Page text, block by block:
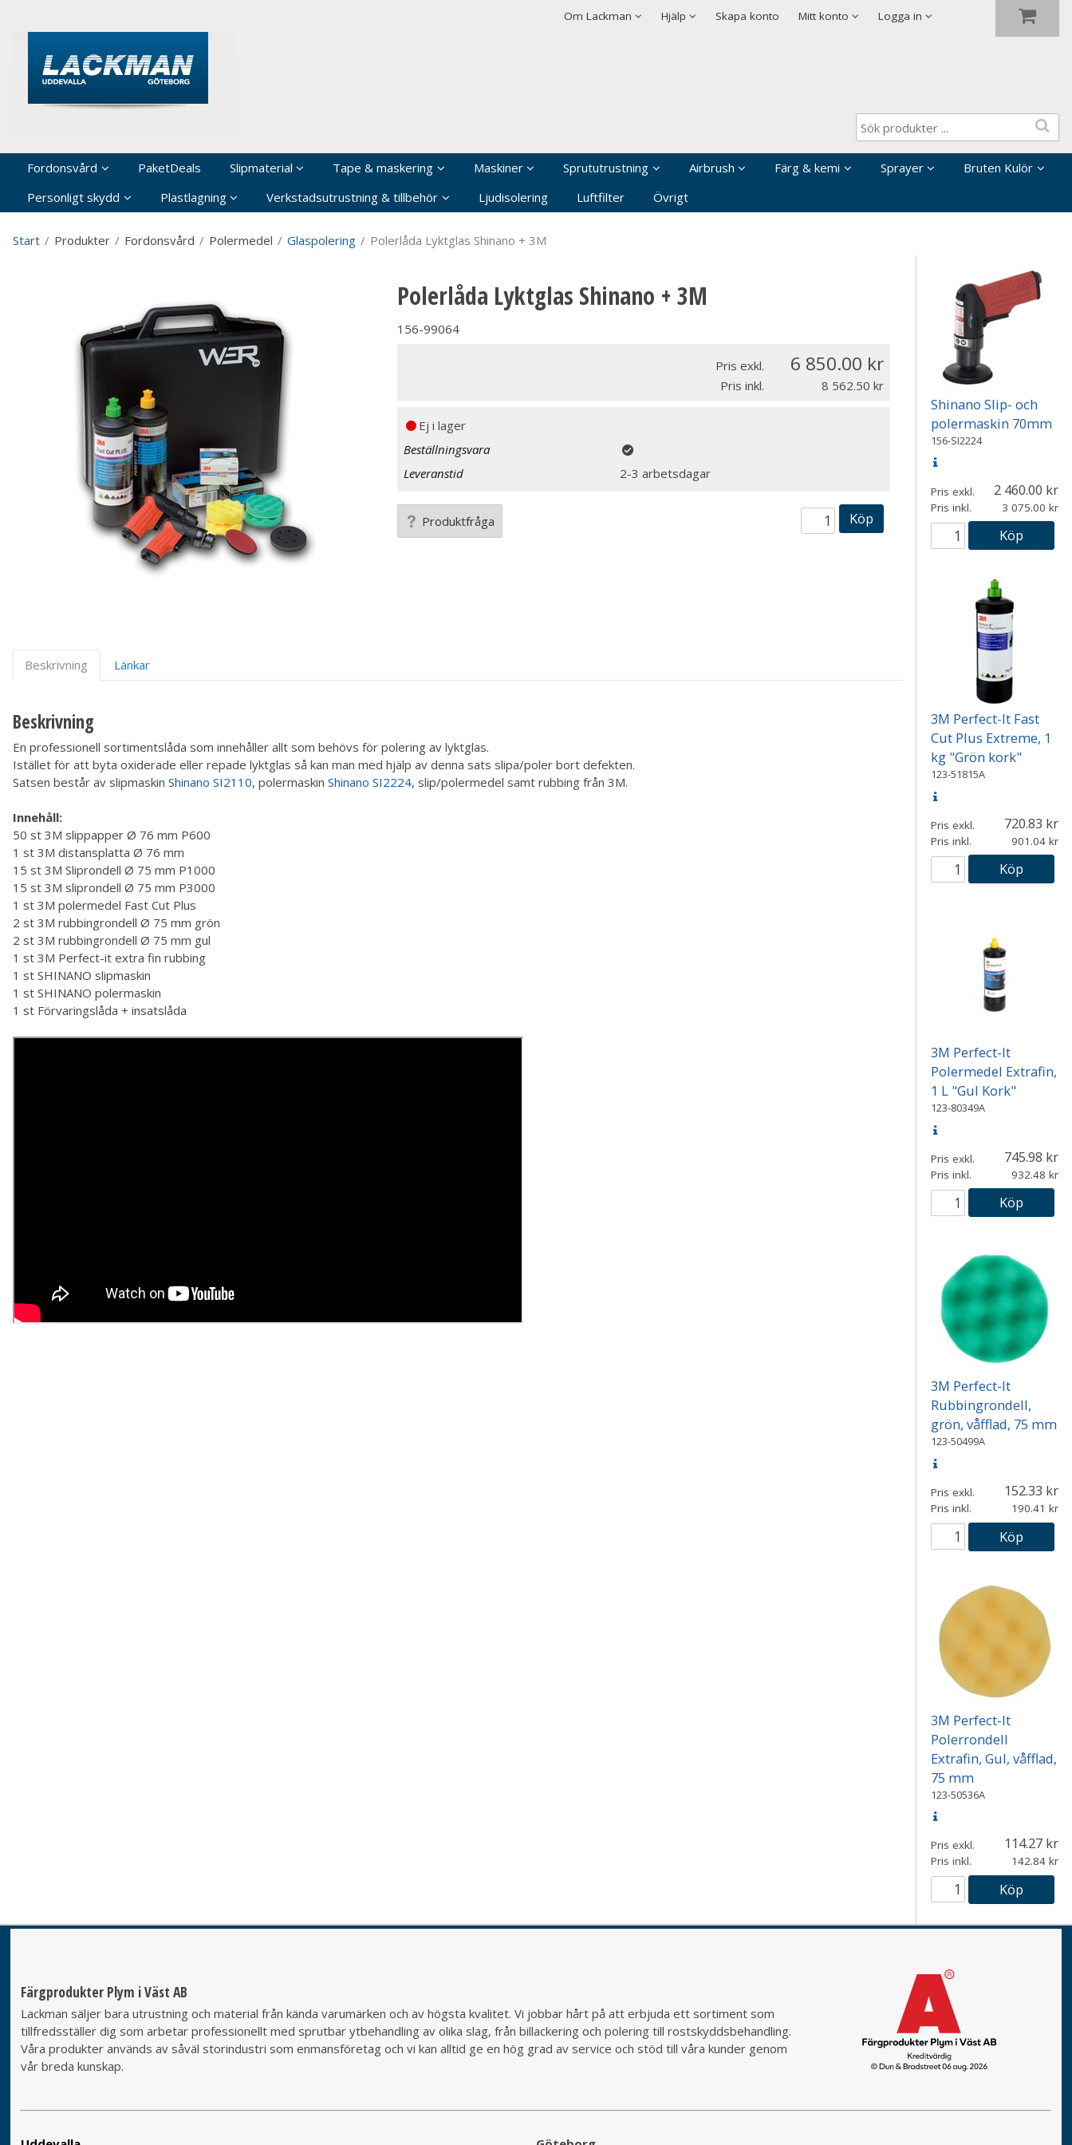
Om Lackman
Villkor Hjälp
Integritetspolicy Skapa konto Mitt konto Logga in
Skapa nytt konto
Fordonsvård PaketDeals Slipmaterial Tape & maskering Maskiner Sprututrustning Airbrush Färg & kemi Sprayer
Bruten Kulör
Personligt skydd
Plastlagning Verkstadsutrustning & tillbehör Ljudisolering Luftfilter Övrigt
Start / Produkter / Fordonsvård / Polermedel / Glaspolering / Polerlåda Lyktglas Shinano + 3M
Polerlåda Lyktglas Shinano + 3M
156-99064
Pris exkl. 6 850.00
Pris inkl. 8 562.50
Ej i lager
Beställningsvara
Leveranstid
2-3 arbetsdagar
Produktfråga Köp
Beskrivning Länkar
Beskrivning
En professionell sortimentslåda som innehåller allt som behövs för polering av lyktglas.
Istället för att byta oxiderade eller repade lyktglas så kan man med hjälp av denna sats slipa/poler bort defekten.
Satsen består av slipmaskin Shinano SI2110, polermaskin Shinano SI2224, slip/polermedel samt rubbing från 3M.
Innehåll:
50 st 3M slippapper Ø 76 mm P600
1 st 3M distansplatta Ø 76 mm
15 st 3M Sliprondell Ø 75 mm P1000
15 st 3M sliprondell Ø 75 mm P3000
1 st 3M polermedel Fast Cut Plus
2 st 3M rubbingrondell Ø 75 mm grön
2 st 3M rubbingrondell Ø 75 mm gul
1 st 3M Perfect-it extra fin rubbing
1 st SHINANO slipmaskin
1 st SHINANO polermaskin
1 st Förvaringslåda + insatslåda
Shinano Slip- och
polermaskin 70mm
156-SI2224
Pris exkl. 2 460.00
Pris inkl. 3 075.00
Köp
3M Perfect-It Fast
Cut Plus Extreme, 1
kg "Grön kork"
123-51815A
Pris exkl. 720.83
Pris inkl. 901.04
Köp
3M Perfect-It
Polermedel Extrafin,
1 L "Gul Kork"
123-80349A
Pris exkl. 745.98
Pris inkl. 932.48
Köp
3M Perfect-It
Rubbingrondell,
grön, våfflad, 75 mm
123-50499A
Pris exkl. 152.33
Pris inkl. 190.41
Köp
3M Perfect-It
Polerrondell
Extrafin, Gul, våfflad,
75 mm
123-50536A
Pris exkl. 114.27
Pris inkl. 142.84
Köp
Färgprodukter Plym i Väst AB
Lackman säljer bara utrustning och material från kända varumärken och av högsta kvalitet. Vi jobbar hårt på att erbjuda ett sortiment som
tillfredsställer dig som arbetar professionellt med sprutbar ytbehandling av olika slag, från billackering och polering till rostskyddsbehandling.
Våra produkter används av såväl storindustri som enmansföretag och vi kan alltid ge en hög grad av service och stöd till våra kunder genom
vår breda kunskap.